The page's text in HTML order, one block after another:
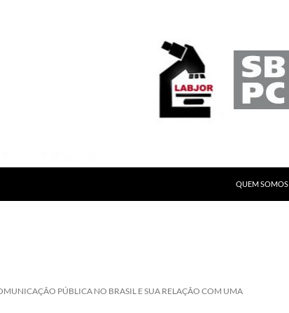
QUEM SOMOS
PÚBLICA NO BRASIL E SUA RELAÇÃO COM UMA